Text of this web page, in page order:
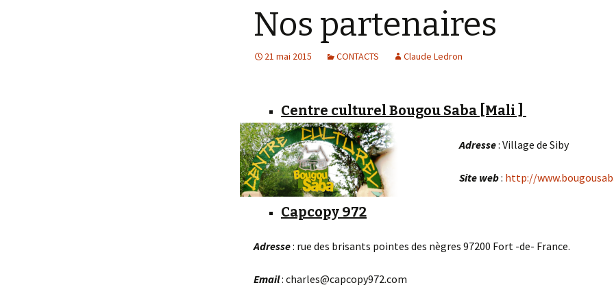
Les réalisations du pôle
stylisme ANBABWA ARTS :
l’exposition Résonances
au Diamant.
Acajou 2
ANBABWA ARTS à la
librairie
PRESENCEKREOL.
ANBABWA ARTS au
Martinique Jazz Festival
édition du Biguine jazz
Festival de Saint-Pierre.
ANBABWA ARTS au
Nos partenaires
21 mai 2015 CONTACTS Claude Ledron
Centre culturel Bougou Saba [Mali ]
Adresse: Village de Siby
Site web: http://
Capcopy 972
Adresse: rue des brisants pointes des nègres 97200 Fort -de- France.
Email: charles@capcopy972.com